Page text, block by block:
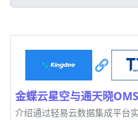
介绍通过轻易云数据集成平台